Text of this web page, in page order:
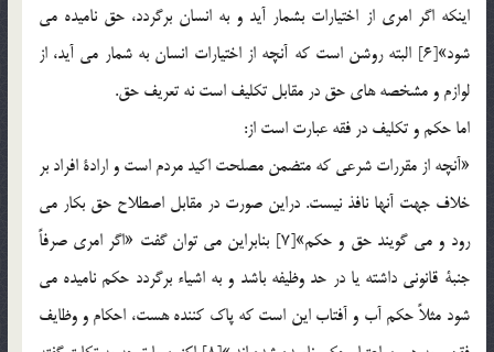
اينكه اگر امري از اختيارات بشمار آيد و به انسان برگردد، حق ناميده مي
شود»[6] البته روشن است كه آنچه از اختيارات انسان به شمار مي آيد، از
لوازم و مشخصه هاي حق در مقابل تكليف است نه تعريف حق.
اما حكم و تكليف در فقه عبارت است از:
«آنچه از مقررات شرعي كه متضمن مصلحت اكيد مردم است و ارادة افراد بر
خلاف جهت آنها نافذ نيست. دراين صورت در مقابل اصطلاح حق بكار مي
رود و مي گويند حق و حكم»[7] بنابراين مي توان گفت «اگر امري صرفاً
جنبة قانوني داشته يا در حد وظيفه باشد و به اشياء برگردد حكم ناميده مي
شود مثلاً حكم آب و آفتاب اين است كه پاك كننده هست، احكام و وظايف